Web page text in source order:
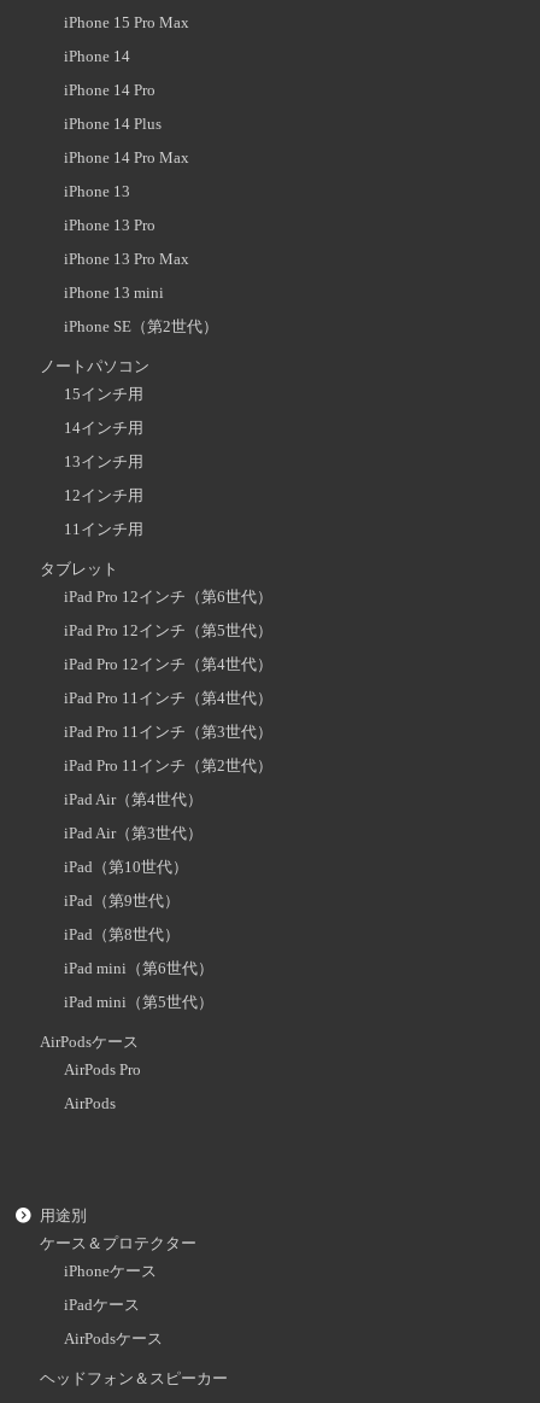
iPhone 15 Pro Max
iPhone 14
iPhone 14 Pro
iPhone 14 Plus
iPhone 14 Pro Max
iPhone 13
iPhone 13 Pro
iPhone 13 Pro Max
iPhone 13 mini
iPhone SE（第2世代）
ノートパソコン
15インチ用
14インチ用
13インチ用
12インチ用
11インチ用
タブレット
iPad Pro 12インチ（第6世代）
iPad Pro 12インチ（第5世代）
iPad Pro 12インチ（第4世代）
iPad Pro 11インチ（第4世代）
iPad Pro 11インチ（第3世代）
iPad Pro 11インチ（第2世代）
iPad Air（第4世代）
iPad Air（第3世代）
iPad（第10世代）
iPad（第9世代）
iPad（第8世代）
iPad mini（第6世代）
iPad mini（第5世代）
AirPodsケース
AirPods Pro
AirPods
用途別
ケース＆プロテクター
iPhoneケース
iPadケース
AirPodsケース
ヘッドフォン＆スピーカー